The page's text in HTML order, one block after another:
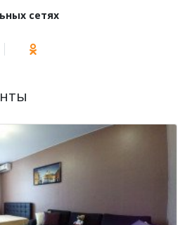
сетях